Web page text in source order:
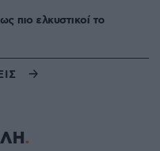
πιο ελκυστικοί το